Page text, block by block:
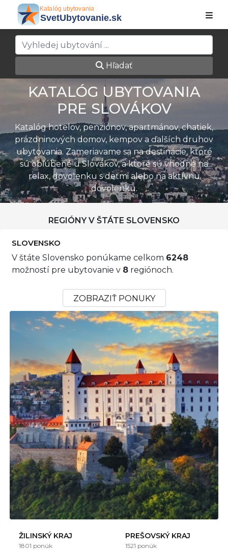
Hľadať
KATALÓG UBYTOVANIA
PRE SLOVÁKOV
Katalóg hotelov, penziónov, apartmánov, chatiek,
prázdninových domov, kempov a ďalších druhov
ubytovania. Zameriavame sa na destinácie, ktoré
sú obľúbené u Slovákov, a ktoré sú vhodné na
relax, dovolenku s deťmi alebo na aktívnu
dovolenku.
REGIÓNY V ŠTÁTE SLOVENSKO
SLOVENSKO
V štáte Slovensko ponúkame celkom 6248
možností pre ubytovanie v 8 regiónoch.
ZOBRAZIŤ PONUKY
ŽILINSKÝ KRAJ
1801 ponúk
PREŠOVSKÝ KRAJ
1521 ponúk